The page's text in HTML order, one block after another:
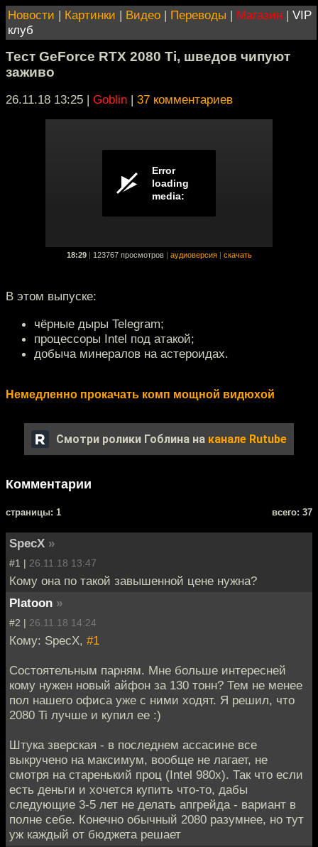
Новости | Картинки | Видео | Переводы | Магазин | VIP
клуб
Тест GeForce RTX 2080 Ti, шведов чипуют
заживо
26.11.18 13:25 | Goblin | 37 комментариев
18:29 123767 просмотров аудиоверсия скачать
В этом выпуске:
чёрные дыры Telegram;
процессоры Intel под атакой;
добыча минералов на астероидах.
Немедленно прокачать комп мощной видюхой
Смотри ролики Гоблина на канале Rutube
Комментарии
cтраницы: 1 всего: 37
SpecX »
#1 | 26.11.18 13:47
Кому она по такой завышенной цене нужна?
Platoon »
#2 | 26.11.18 14:24
Кому: SpecX, #1
Состоятельным парням. Мне больше интересней
кому нужен новый айфон за 130 тонн? Тем не менее
пол нашего офиса уже с ними ходят. Я решил, что
2080 Ti лучше и купил ее :)
Штука зверская - в последнем ассасине все
выкручено на максимум, вообще не лагает, не
смотря на старенький проц (Intel 980х). Так что если
есть деньги и хочется купить что-то, дабы
следующие 3-5 лет не делать апгрейда - вариант в
полне себе. Конечно обычный 2080 разумнее, но тут
уж каждый от бюджета решает